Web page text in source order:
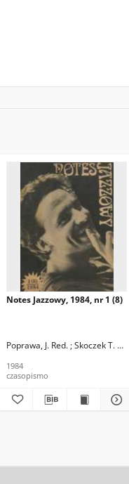
Notes Jazzowy, 1984, nr 1 (8)
Poprawa, J. Red. ; Skoczek T. Red.
1984
czasopismo